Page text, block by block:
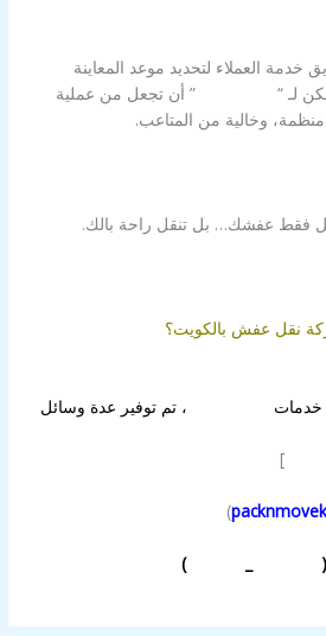
خدمة العملاء لتحديد موعد المعاينة
لـ “ شركة الزور” أن تجعل من عملية
وخالية من المتاعب.
فقط عفشك… بل تنقل راحة بالك.
نقل عفش بالكويت؟
خدمات
، تم توفير عدة وسائل
هنا]
)
( فيسبوك)